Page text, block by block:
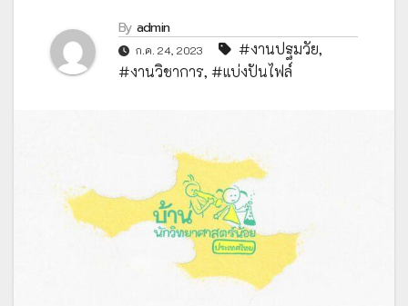
By admin
ก.ค. 24, 2023 #งานปฐมวัย,
#งานวิชาการ, #แบ่งปันไฟล์